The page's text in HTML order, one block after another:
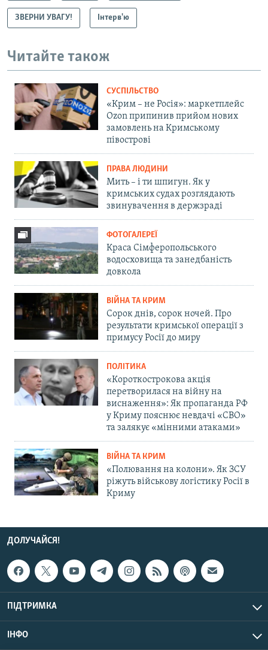
ЗВЕРНИ УВАГУ! Інтерв'ю
Читайте також
СУСПІЛЬСТВО
«Крим – не Росія»: маркетплейс
Ozon припинив прийом нових
замовлень на Кримському
півострові
ПРАВА ЛЮДИНИ
Мить – і ти шпигун. Як у
кримських судах розглядають
звинувачення в держзраді
ФОТОГАЛЕРЕЇ
Краса Сімферопольського
водосховища та занедбаність
довкола
ВІЙНА ТА КРИМ
Сорок днів, сорок ночей. Про
результати кримської операції з
примусу Росії до миру
ПОЛІТИКА
«Короткострокова акція
перетворилася на війну на
виснаження»: Як пропаганда РФ
у Криму пояснює невдачі «СВО»
та залякує «мінними атаками»
ВІЙНА ТА КРИМ
«Полювання на колони». Як ЗСУ
ріжуть військову логістику Росії в
Криму
ДОЛУЧАЙСЯ!
ПІДТРИМКА
ІНФО